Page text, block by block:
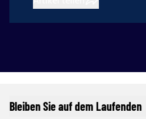
Bleiben Sie auf dem Laufenden